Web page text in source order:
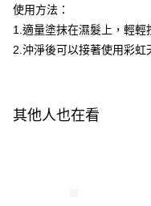
後付繳納相關費用。
※ 交易是否成功請以「
是否繳費成功／繳費後需取消
客戶支援中心」https://
易，需依本服務之必要範圍內
權轉讓予恩沛科技股份有限公司
每筆NT$120，滿
宅配-離島
使用方法：
1.適量塗抹在濕髮上，輕輕
2.沖淨後可以接著使用彩虹
其他人也在看